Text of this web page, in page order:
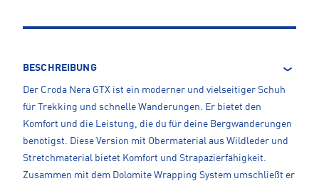
BESCHREIBUNG
Der Croda Nera GTX ist ein moderner und vielseitiger Schuh
für Trekking und schnelle Wanderungen. Er bietet den
Komfort und die Leistung, die du für deine Bergwanderungen
benötigst. Diese Version mit Obermaterial aus Wildleder und
Stretchmaterial bietet Komfort und Strapazierfähigkeit.
Zusammen mit dem Dolomite Wrapping System umschließt er